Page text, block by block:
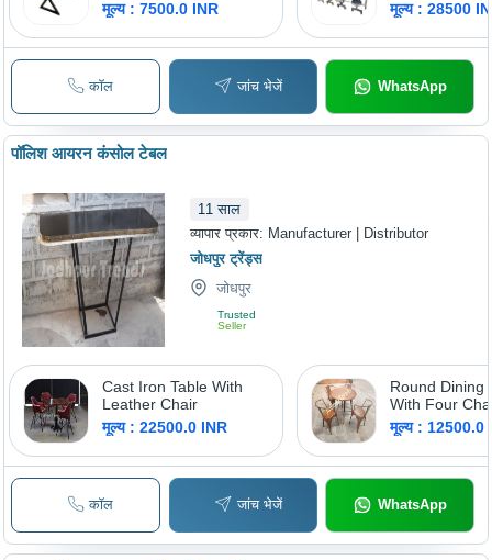
मूल्य : 7500.0 INR मूल्य : 28500
कॉल जांच भेजें WhatsApp
पॉलिश आयरन कंसोल टेबल
11 साल
व्यापार प्रकार: Manufacturer | Distributor
जोधपुर ट्रेंड्स
जोधपुर
Trusted
Seller
Cast Iron Table With
Leather Chair
मूल्य : 22500.0 INR
Round Dining
With Four
Finishing:
मूल्य : 12500.0
कॉल जांच भेजें WhatsApp